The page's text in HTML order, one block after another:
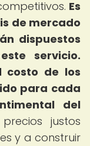
Es
de mercado
dispuestos
servicio.
costo de los
para cada
del
justos
y a construir